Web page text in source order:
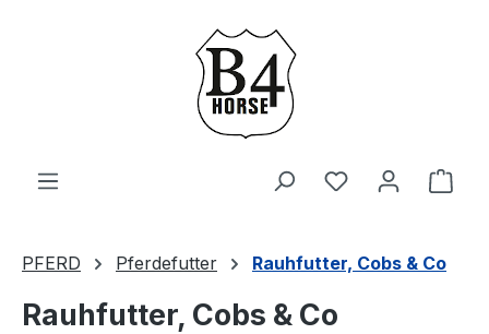
Zum Hauptinhalt springen
Du hast 0
PFERD Pferdefutter Rauhfutter, Cobs & Co
Rauhfutter, Cobs & Co